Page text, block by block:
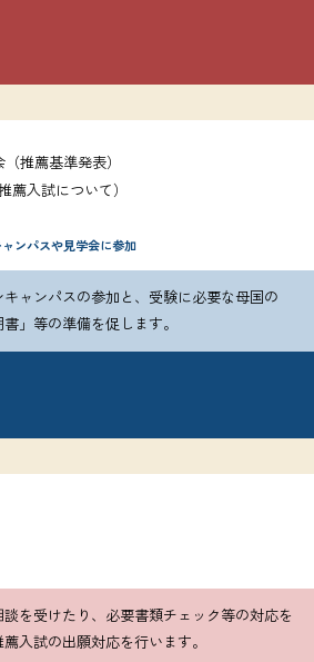
推薦基準発表）
薦入試について）
ンパスや見学会に参加
ャンパスの参加と、受験に必要な母国の
」等の準備を促します。
を受けたり、必要書類チェック等の対応を
入試の出願対応を行います。